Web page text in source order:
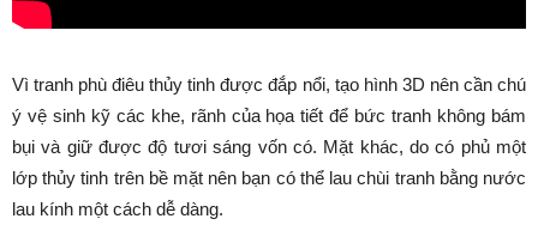
Vì tranh phù điêu thủy tinh được đắp nổi, tạo hình 3D nên cần chú
ý vệ sinh kỹ các khe, rãnh của họa tiết để bức tranh không bám
bụi và giữ được độ tươi sáng vốn có. Mặt khác, do có phủ một
lớp thủy tinh trên bề mặt nên bạn có thể lau chùi tranh bằng nước
lau kính một cách dễ dàng.